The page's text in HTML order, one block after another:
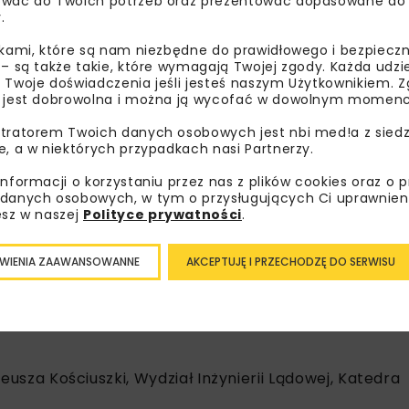
ze współczesnymi metodami projektowania i
w szczególności hydrotechnicznych oraz inne
naukowo-badawczych oraz wymiana doświadczeń –
biura projektowe oraz firmy wykonawcze – dotyczących
wspomagania metod projektowania.
hydrotechnikę, a także teorię i praktykę
Kościuszki, Wydział Inżynierii Lądowej, Katedra
które są nam niezbędne do prawidłowego i
są także takie, które wymagają Twojej zgody. Każda
doświadczenia jeśli jesteś naszym Użytkownikiem.
dobrowolna i można ją wycofać w dowolnym
Twoich danych osobowych jest nbi med!a z
a w niektórych przypadkach nasi Partnerzy.
o korzystaniu przez nas z plików cookies oraz o
osobowych, w tym o przysługujących Ci
w naszej Polityce prywatności.
AKCEPTUJĘ I PRZECHODZĘ DO SERWISU
ZAAWANSOWANNE